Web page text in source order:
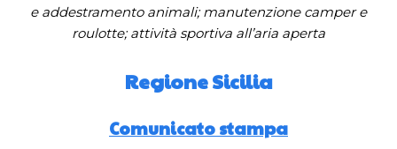
e addestramento animali; manutenzione camper e
roulotte; attività sportiva all’aria aperta
Regione Sicilia
Comunicato stampa